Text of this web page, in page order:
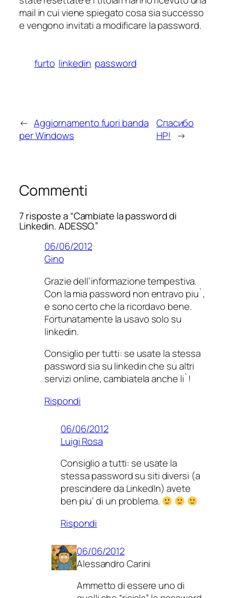
mail in cui viene spiegato cosa sia successo
e vengono invitati a modificare la password.
furto linkedin password
← Aggiornamento fuori banda
per Windows
Спасибо
HP! →
Commenti
7 risposte a “Cambiate la password di
Linkedin. ADESSO.”
06/06/2012
Gino
Grazie dell’informazione tempestiva.
Con la mia password non entravo piu`,
e sono certo che la ricordavo bene.
Fortunatamente la usavo solo su
linkedin.
Consiglio per tutti: se usate la stessa
password sia su linkedin che su altri
servizi online, cambiatela anche li`!
Rispondi
06/06/2012
Luigi Rosa
Consiglio a tutti: se usate la
stessa password su siti diversi (a
prescindere da LinkedIn) avete
ben piu’ di un problema.
Rispondi
06/06/2012
Alessandro Carini
Ammetto di essere uno di